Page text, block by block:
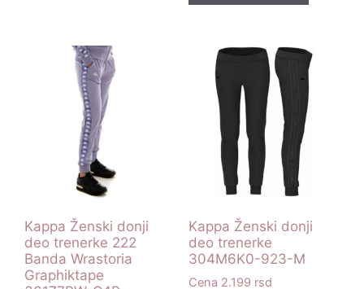
Kappa Ženski donji
deo trenerke 222
Banda Wrastoria
Graphiktape
Kappa Ženski donji
deo trenerke
304M6K0-923-M
2.199 rsd